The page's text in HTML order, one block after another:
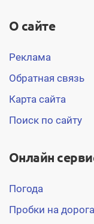
О сайте
Реклама
Обратная связь
Карта сайта
Поиск по сайту
Онлайн
Погода
Пробки на